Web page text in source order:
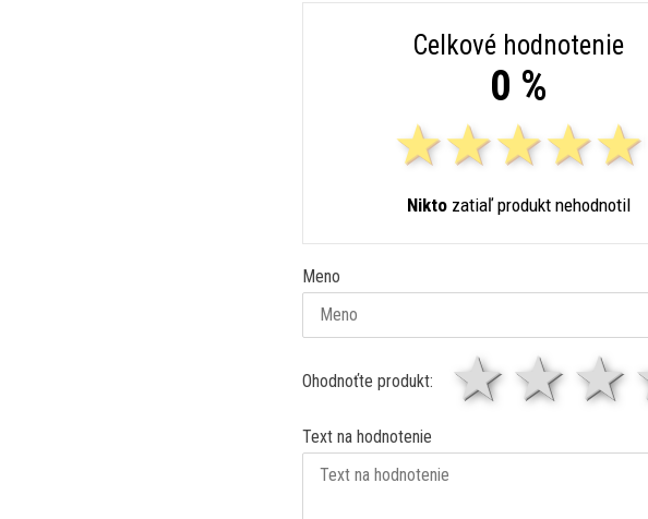
Celkové hodnotenie
0 %
Niktozatiaľ produkt nehodnotil
Meno
Ohodnoťte produkt: 2
1
Text na hodnotenie